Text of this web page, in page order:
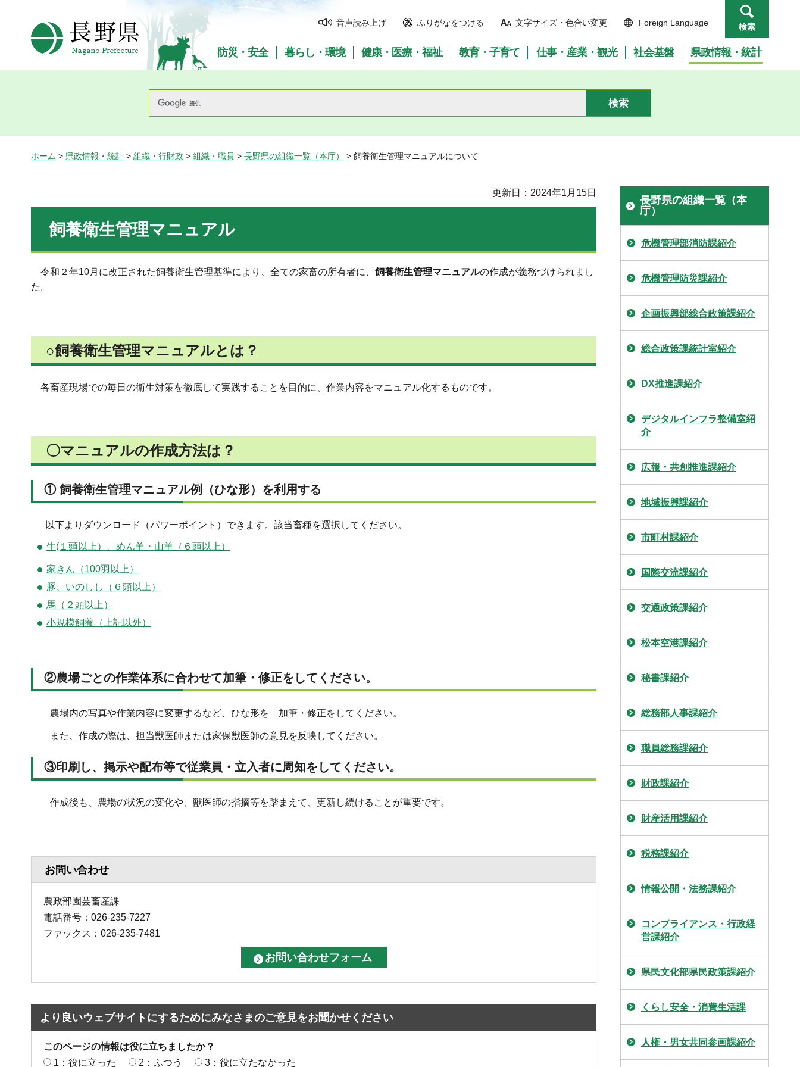
長野県Nagano Prefecture
音声読み上げ ふりがなをつける 文字サイズ・色合い変更 Foreign Language 検索
防災・安全 暮らし・環境 健康・医療・福祉 教育・子育て 仕事・産業・観光 社会基盤 県政情報・統計
ホーム > 県政情報・統計 > 組織・行財政 > 組織・職員 > 長野県の組織一覧（本庁） > 飼養衛生管理マニュアルについて
更新日：2024年1月15日
飼養衛生管理マニュアル
令和２年10月に改正された飼養衛生管理基準により、全ての家畜の所有者に、 飼養衛生管理マニュアルの作成が義務づけられまし
た。
○飼養衛生管理マニュアルとは？
各畜産現場での毎日の衛生対策を徹底して実践することを目的に、作業内容をマニュアル化するものです。
〇マニュアルの作成方法は？
① 飼養衛生管理マニュアル例（ひな形）を利用する
以下よりダウンロード（パワーポイント）できます。該当畜種を選択してください。
牛(１頭以上）、めん羊・山羊（６頭以上）
家きん（100羽以上）
豚、いのしし（６頭以上）
馬（２頭以上）
小規模飼養（上記以外）
②農場ごとの作業体系に合わせて加筆・修正をしてください。
農場内の写真や作業内容に変更するなど、ひな形を 加筆・修正をしてください。
また、作成の際は、担当獣医師または家保獣医師の意見を反映してください。
③印刷し、掲示や配布等で従業員・立入者に周知をしてください。
作成後も、農場の状況の変化や、獣医師の指摘等を踏まえて、更新し続けることが重要です。
お問い合わせ
農政部園芸畜産課
電話番号：026-235-7227
ファックス：026-235-7481
より良いウェブサイトにするためにみなさまのご意見をお聞かせください
このページの情報は役に立ちましたか？
1：役に立った
2：ふつう 3：役に立たなかった
長野県の組織一覧（本
庁）
危機管理部消防課紹介
危機管理防災課紹介
企画振興部総合政策課紹介
総合政策課統計室紹介
DX推進課紹介
デジタルインフラ整備室紹
介
広報・共創推進課紹介
地域振興課紹介
市町村課紹介
国際交流課紹介
交通政策課紹介
松本空港課紹介
秘書課紹介
総務部人事課紹介
職員総務課紹介
財政課紹介
財産活用課紹介
税務課紹介
情報公開・法務課紹介
コンプライアンス・行政経
営課紹介
県民文化部県民政策課紹介
くらし安全・消費生活課
人権・男女共同参画課紹介